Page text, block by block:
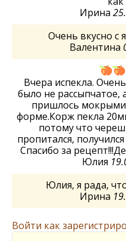
Ирина
Очень вкусно с
Валентина
Вчера испекла.
было не рассыпчатое,
пришлось
форме.Корж пекла
потому что
пропитался,
Спасибо за
Юлия
Юлия, я рада,
Ирина
Войти как